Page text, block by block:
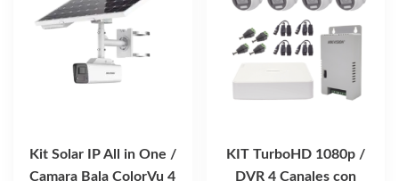
Kit Solar IP All in One /
Camara Bala ColorVu 4
KIT TurboHD 1080p /
DVR 4 Canales con